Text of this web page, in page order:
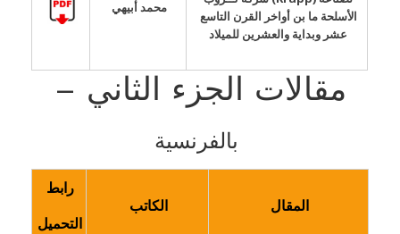
محمد أبيهي
الأسلحة ما بن أواخر القرن التاسع
عشر وبداية والعشرين للميلاد
مقالات الجزء الثاني –
بالفرنسية
رابط
التحميل
الكاتب المقال